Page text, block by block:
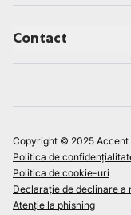
Contact
Copyright © 2025 Accent
Politica de
Politica de cookie-uri
Declarație de declinare a
Atenție la phishing